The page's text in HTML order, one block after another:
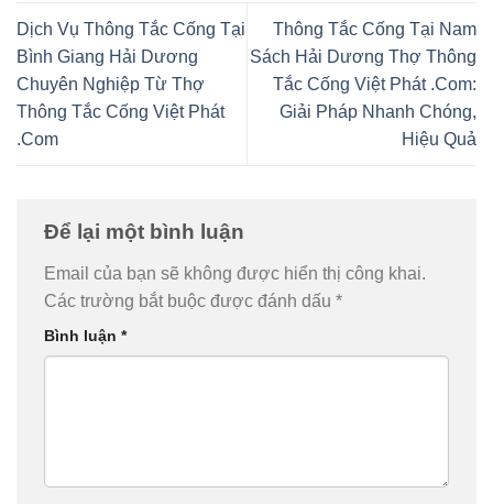
Dịch Vụ Thông Tắc Cống Tại
Bình Giang Hải Dương
Chuyên Nghiệp Từ Thợ
Thông Tắc Cống Việt Phát
.Com
Thông Tắc Cống Tại Nam
Sách Hải Dương Thợ Thông
Tắc Cống Việt Phát .Com:
Giải Pháp Nhanh Chóng,
Hiệu Quả
Để lại một bình luận
Email của bạn sẽ không được hiển thị công khai.
Các trường bắt buộc được đánh dấu *
Bình luận *